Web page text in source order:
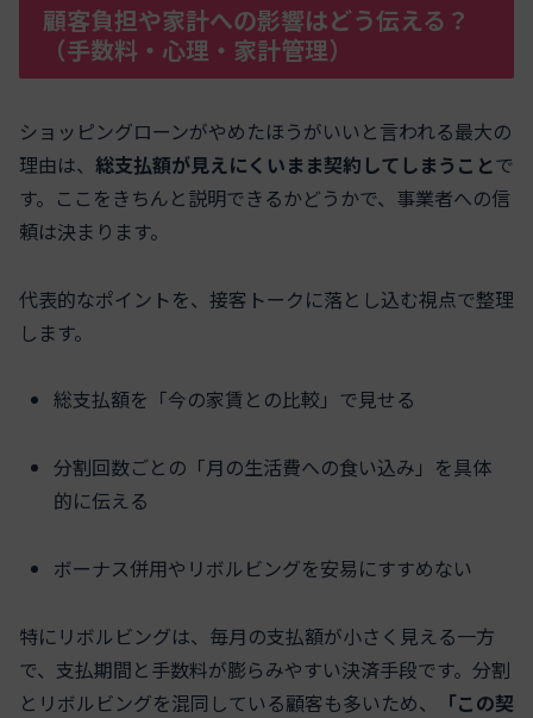
顧客負担や家計への影響はどう伝える？
（手数料・心理・家計管理）
ショッピングローンがやめたほうがいいと言われる最大の
理由は、 総支払額が見えにくいまま契約してしまうことで
す。ここをきちんと説明できるかどうかで、事業者への信
頼は決まります。
代表的なポイントを、接客トークに落とし込む視点で整理
します。
総支払額を「今の家賃との比較」で見せる
分割回数ごとの「月の生活費への食い込み」を具体
的に伝える
ボーナス併用やリボルビングを安易にすすめない
特にリボルビングは、毎月の支払額が小さく見える一方
で、支払期間と手数料が膨らみやすい決済手段です。分割
とリボルビングを混同している顧客も多いため、
「この契